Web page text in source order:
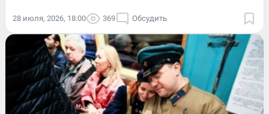
28 июля, 2026, 18:00 369 Обсудить